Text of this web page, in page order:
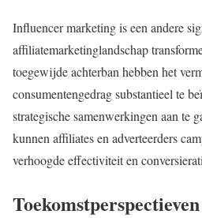
Influencer marketing is een andere
affiliatemarketinglandschap
toegewijde achterban hebben het
consumentengedrag substantieel te
strategische samenwerkingen aan te
kunnen affiliates en adverteerders
verhoogde effectiviteit en